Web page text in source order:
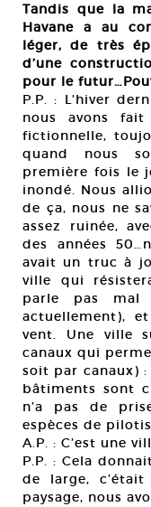
Tandis que la
Havane a au
léger, de très
d’une
pour le
P.P. : L’hiver
nous avons
fictionnelle,
quand nous
première fois le
inondé. Nous
de ça, nous ne
assez ruinée,
des années
avait un truc à
ville qui
parle pas mal
actuellement),
vent. Une ville
canaux qui
soit par canaux)
bâtiments sont
n’a pas de
espèces de
A.P. : C’est une
P.P. : Cela
de large,
paysage, nous